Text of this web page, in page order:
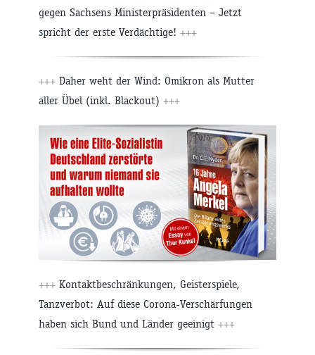
gegen Sachsens Ministerpräsidenten – Jetzt
spricht der erste Verdächtige! +++
+++ Daher weht der Wind: Omikron als Mutter
aller Übel (inkl. Blackout) +++
+++ Kontaktbeschränkungen, Geisterspiele,
Tanzverbot: Auf diese Corona-Verschärfungen
haben sich Bund und Länder geeinigt +++